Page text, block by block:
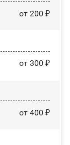
от 200 ₽
от 300 ₽
от 400 ₽